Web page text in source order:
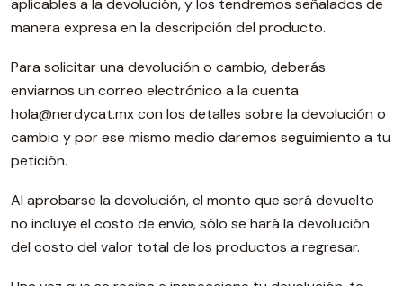
aplicables a la devolución, y los tendremos señalados de
manera expresa en la descripción del producto.
Para solicitar una devolución o cambio, deberás
enviarnos un correo electrónico a la cuenta
hola@nerdycat.mx con los detalles sobre la devolución o
cambio y por ese mismo medio daremos seguimiento a tu
petición.
Al aprobarse la devolución, el monto que será devuelto
no incluye el costo de envío, sólo se hará la devolución
del costo del valor total de los productos a regresar.